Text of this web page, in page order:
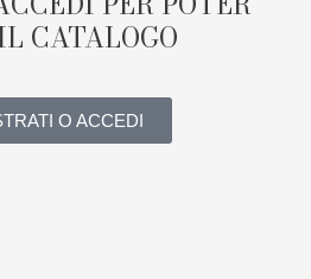
CATALOGO
O ACCEDI